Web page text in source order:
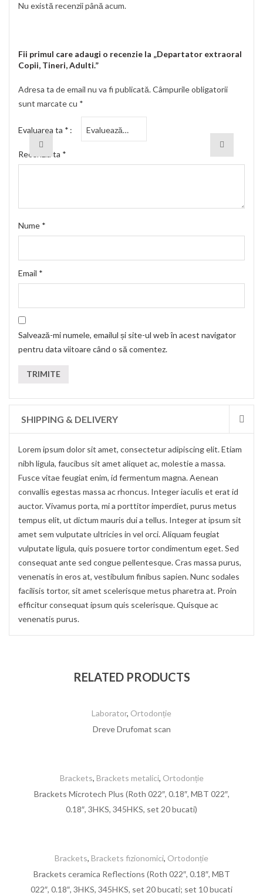
Nu există recenzii până acum.
Fii primul care adaugi o recenzie la „Departator extraoral
Copii, Tineri, Adulti.”
Adresa ta de email nu va fi publicată.Câmpurile obligatorii
sunt marcate cu *
Evaluarea ta *
Recenzia ta *
Nume *
Email *
Salvează-mi numele, emailul și site-ul web în acest navigator
pentru data viitoare când o să comentez.
SHIPPING & DELIVERY
Lorem ipsum dolor sit amet, consectetur adipiscing elit. Etiam
nibh ligula, faucibus sit amet aliquet ac, molestie a massa.
Fusce vitae feugiat enim, id fermentum magna. Aenean
convallis egestas massa ac rhoncus. Integer iaculis et erat id
auctor. Vivamus porta, mi a porttitor imperdiet, purus metus
tempus elit, ut dictum mauris dui a tellus. Integer at ipsum sit
amet sem vulputate ultricies in vel orci. Aliquam feugiat
vulputate ligula, quis posuere tortor condimentum eget. Sed
consequat ante sed congue pellentesque. Cras massa purus,
venenatis in eros at, vestibulum finibus sapien. Nunc sodales
facilisis tortor, sit amet scelerisque metus pharetra at. Proin
efficitur consequat ipsum quis scelerisque. Quisque ac
venenatis purus.
RELATED PRODUCTS
Laborator, Ortodonție
Dreve Drufomat scan
Brackets, Brackets metalici, Ortodonție
Brackets Microtech Plus (Roth 022″, 0.18″, MBT 022″,
0.18″, 3HKS, 345HKS, set 20 bucati)
Brackets, Brackets fizionomici, Ortodonție
Brackets ceramica Reflections (Roth 022″, 0.18″, MBT
022″, 0.18″, 3HKS, 345HKS, set 20 bucati; set 10 bucati